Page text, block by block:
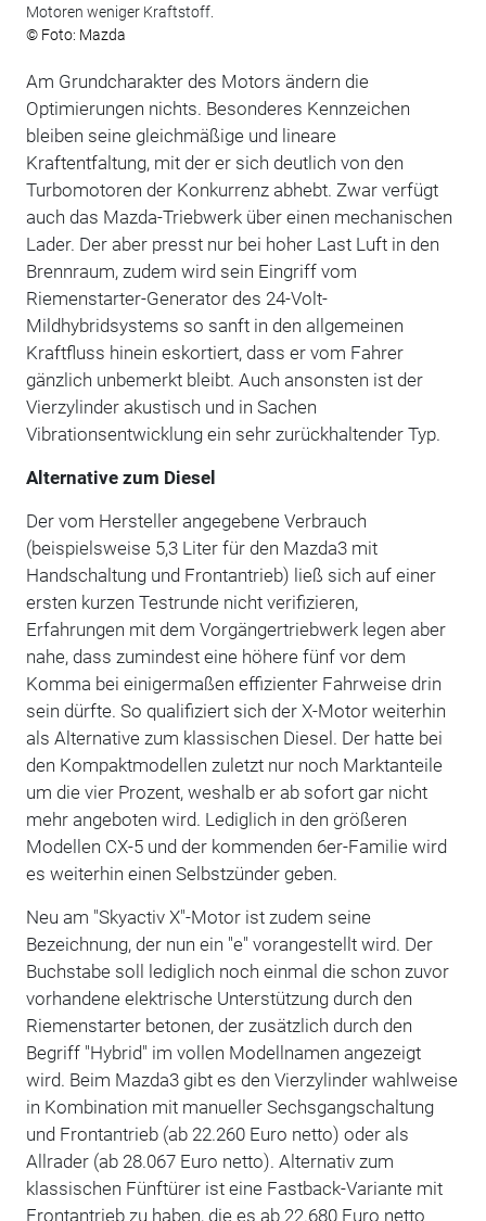
Motoren weniger Kraftstoff.
© Foto: Mazda
Am Grundcharakter des Motors ändern die
Optimierungen nichts. Besonderes Kennzeichen
bleiben seine gleichmäßige und lineare
Kraftentfaltung, mit der er sich deutlich von den
Turbomotoren der Konkurrenz abhebt. Zwar verfügt
auch das Mazda-Triebwerk über einen mechanischen
Lader. Der aber presst nur bei hoher Last Luft in den
Brennraum, zudem wird sein Eingriff vom
Riemenstarter-Generator des 24-Volt-
Mildhybridsystems so sanft in den allgemeinen
Kraftfluss hinein eskortiert, dass er vom Fahrer
gänzlich unbemerkt bleibt. Auch ansonsten ist der
Vierzylinder akustisch und in Sachen
Vibrationsentwicklung ein sehr zurückhaltender Typ.
Alternative zum Diesel
Der vom Hersteller angegebene Verbrauch
(beispielsweise 5,3 Liter für den Mazda3 mit
Handschaltung und Frontantrieb) ließ sich auf einer
ersten kurzen Testrunde nicht verifizieren,
Erfahrungen mit dem Vorgängertriebwerk legen aber
nahe, dass zumindest eine höhere fünf vor dem
Komma bei einigermaßen effizienter Fahrweise drin
sein dürfte. So qualifiziert sich der X-Motor weiterhin
als Alternative zum klassischen Diesel. Der hatte bei
den Kompaktmodellen zuletzt nur noch Marktanteile
um die vier Prozent, weshalb er ab sofort gar nicht
mehr angeboten wird. Lediglich in den größeren
Modellen CX-5 und der kommenden 6er-Familie wird
es weiterhin einen Selbstzünder geben.
Neu am "Skyactiv X"-Motor ist zudem seine
Bezeichnung, der nun ein "e" vorangestellt wird. Der
Buchstabe soll lediglich noch einmal die schon zuvor
vorhandene elektrische Unterstützung durch den
Riemenstarter betonen, der zusätzlich durch den
Begriff "Hybrid" im vollen Modellnamen angezeigt
wird. Beim Mazda3 gibt es den Vierzylinder wahlweise
in Kombination mit manueller Sechsgangschaltung
und Frontantrieb (ab 22.260 Euro netto) oder als
Allrader (ab 28.067 Euro netto). Alternativ zum
klassischen Fünftürer ist eine Fastback-Variante mit
Frontantrieb zu haben, die es ab 22.680 Euro netto